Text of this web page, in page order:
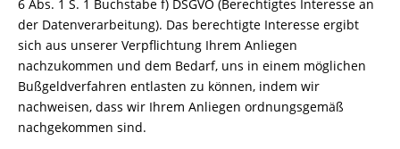
6 Abs. 1 S. 1 Buchstabe f) DSGVO (Berechtigtes Interesse an
der Datenverarbeitung). Das berechtigte Interesse ergibt
sich aus unserer Verpflichtung Ihrem Anliegen
nachzukommen und dem Bedarf, uns in einem möglichen
Bußgeldverfahren entlasten zu können, indem wir
nachweisen, dass wir Ihrem Anliegen ordnungsgemäß
nachgekommen sind.